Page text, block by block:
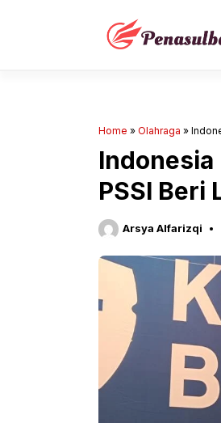
Home » Olahraga »
Indonesia
PSSI Beri
Arsya Alfarizqi